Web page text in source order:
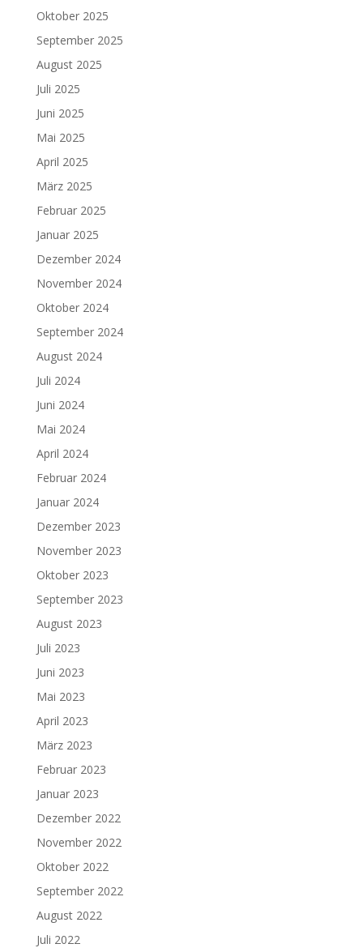
Oktober 2025
September 2025
August 2025
Juli 2025
Juni 2025
Mai 2025
April 2025
März 2025
Februar 2025
Januar 2025
Dezember 2024
November 2024
Oktober 2024
September 2024
August 2024
Juli 2024
Juni 2024
Mai 2024
April 2024
Februar 2024
Januar 2024
Dezember 2023
November 2023
Oktober 2023
September 2023
August 2023
Juli 2023
Juni 2023
Mai 2023
April 2023
März 2023
Februar 2023
Januar 2023
Dezember 2022
November 2022
Oktober 2022
September 2022
August 2022
Juli 2022